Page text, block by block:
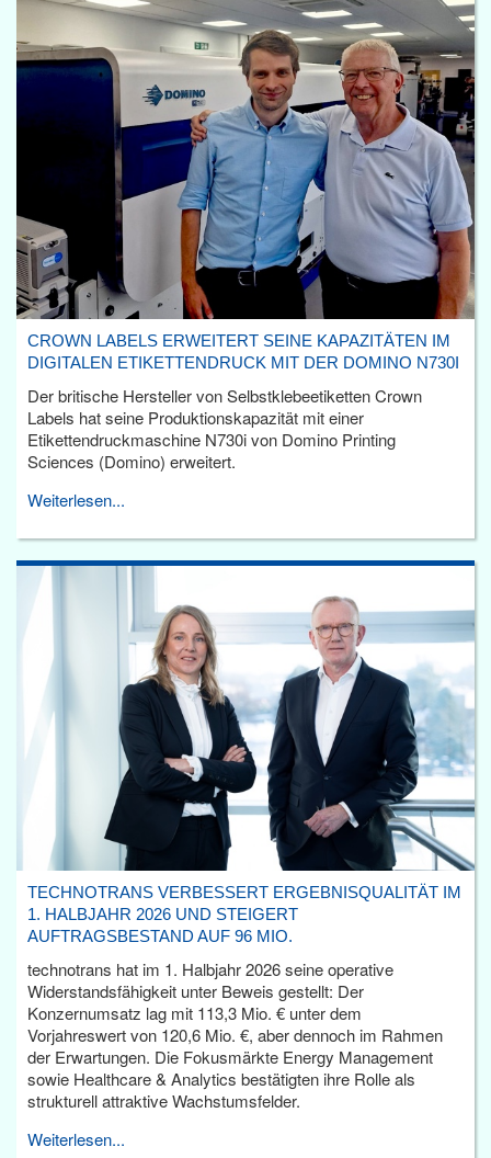
CROWN LABELS ERWEITERT SEINE KAPAZITÄTEN IM
DIGITALEN ETIKETTENDRUCK MIT DER DOMINO N730I
Der britische Hersteller von Selbstklebeetiketten Crown
Labels hat seine Produktionskapazität mit einer
Etikettendruckmaschine N730i von Domino Printing
Sciences (Domino) erweitert.
Weiterlesen...
TECHNOTRANS VERBESSERT ERGEBNISQUALITÄT IM
1. HALBJAHR 2026 UND STEIGERT
AUFTRAGSBESTAND AUF 96 MIO.
technotrans hat im 1. Halbjahr 2026 seine operative
Widerstandsfähigkeit unter Beweis gestellt: Der
Konzernumsatz lag mit 113,3 Mio. € unter dem
Vorjahreswert von 120,6 Mio. €, aber dennoch im Rahmen
der Erwartungen. Die Fokusmärkte Energy Management
sowie Healthcare & Analytics bestätigten ihre Rolle als
strukturell attraktive Wachstumsfelder.
Weiterlesen...